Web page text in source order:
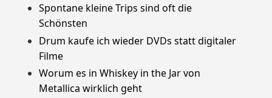
Spontane kleine Trips sind oft die
Schönsten
Drum kaufe ich wieder DVDs statt digitaler
Filme
Worum es in Whiskey in the Jar von
Metallica wirklich geht